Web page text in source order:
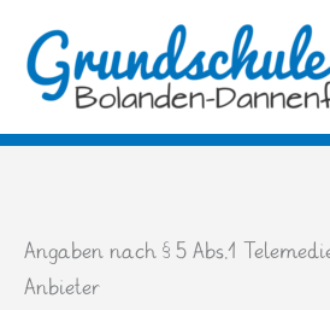
Inhalt
springen
Angaben nach § 5 Abs.1
Anbieter